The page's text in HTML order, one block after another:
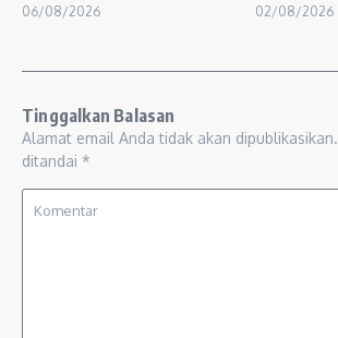
06/08/2026 02/08/2026
Tinggalkan Balasan
Alamat email Anda tidak akan dipublikasikan.
ditandai *